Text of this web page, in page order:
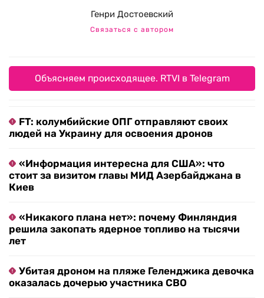
Генри Достоевский
Связаться с автором
Объясняем происходящее. RTVI в Telegram
FT: колумбийские ОПГ отправляют своих
людей на Украину для освоения дронов
«Информация интересна для США»: что
стоит за визитом главы МИД Азербайджана в
Киев
«Никакого плана нет»: почему Финляндия
решила закопать ядерное топливо на тысячи
лет
Убитая дроном на пляже Геленджика девочка
оказалась дочерью участника СВО